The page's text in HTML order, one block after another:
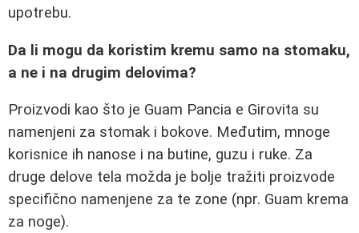
upotrebu.
Da li mogu da koristim kremu samo na stomaku,
a ne i na drugim delovima?
Proizvodi kao što je Guam Pancia e Girovita su
namenjeni za stomak i bokove. Međutim, mnoge
korisnice ih nanose i na butine, guzu i ruke. Za
druge delove tela možda je bolje tražiti proizvode
specifično namenjene za te zone (npr. Guam krema
za noge).